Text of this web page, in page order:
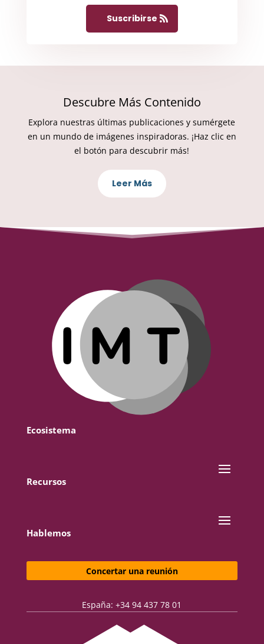
Suscribirse
Descubre Más Contenido
Explora nuestras últimas publicaciones y sumérgete
en un mundo de imágenes inspiradoras. ¡Haz clic en
el botón para descubrir más!
Leer Más
Ecosistema
Recursos
Hablemos
Concertar una reunión
España: +34 94 437 78 01